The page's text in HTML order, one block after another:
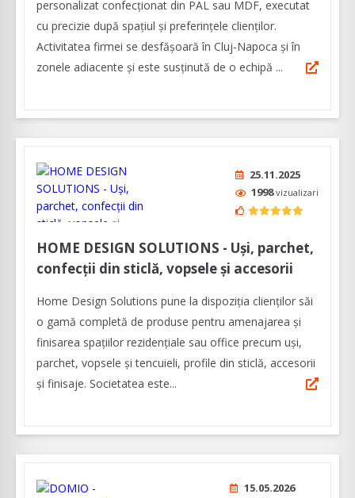
personalizat confecționat din PAL sau MDF, executat
cu precizie după spațiul și preferințele clienților.
Activitatea firmei se desfășoară în Cluj-Napoca și în
zonele adiacente și este susținută de o echipă ...
25.11.2025
1998vizualizari
HOME DESIGN SOLUTIONS - Uşi, parchet,
confecţii din sticlă, vopsele şi accesorii
Home Design Solutions pune la dispoziția clienților săi
o gamă completă de produse pentru amenajarea și
finisarea spațiilor rezidențiale sau office precum uşi,
parchet, vopsele şi tencuieli, profile din sticlă, accesorii
şi finisaje. Societatea este...
15.05.2026